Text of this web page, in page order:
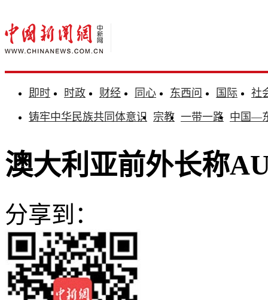
即时 时政 财经 同心 东西问 国际
社
铸牢中华民族共同体意识 宗教 一带一路 中国—
澳大利亚前外长称
分享到：